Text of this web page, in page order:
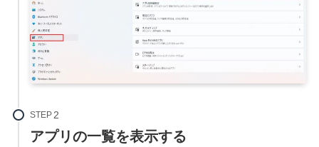
STEP
アプリの一覧を表示する